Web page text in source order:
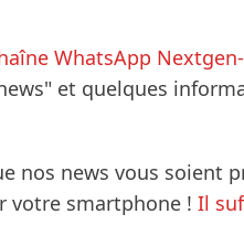
WhatsApp
et quelques
nos news vous soient
votre smartphone ! Il